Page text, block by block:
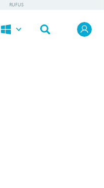
RUFUS